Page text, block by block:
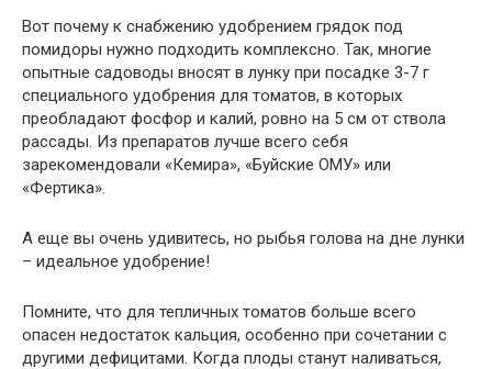
Вот почему к снабжению удобрением грядок под
помидоры нужно подходить комплексно. Так, многие
опытные садоводы вносят в лунку при посадке 3-7 г
специального удобрения для томатов, в которых
преобладают фосфор и калий, ровно на 5 см от ствола
рассады. Из препаратов лучше всего себя
зарекомендовали «Кемира», «Буйские ОМУ» или
«Фертика».
А еще вы очень удивитесь, но рыбья голова на дне лунки
– идеальное удобрение!
Помните, что для тепличных томатов больше всего
опасен недостаток кальция, особенно при сочетании с
другими дефицитами. Когда плоды станут наливаться,